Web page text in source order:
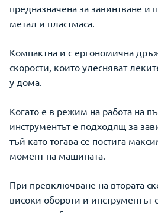
предназначена за завинтване и
метал и пластмаса.
Компактна и с ергономична
скорости, които улесняват
у дома.
Когато е в режим на работа на
инструментът е подходящ за
тъй като тогава се постига
момент на машината.
При превключване на втората
високи обороти и инструментът